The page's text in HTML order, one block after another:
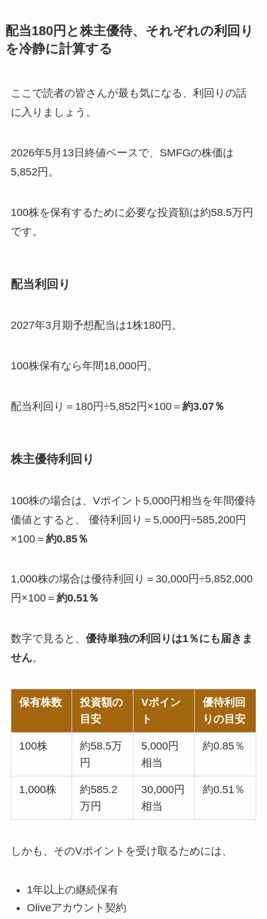
配当180円と株主優待、それぞれの利回り
を冷静に計算する
ここで読者の皆さんが最も気になる、利回りの話
に入りましょう。
2026年5月13日終値ベースで、SMFGの株価は
5,852円。
100株を保有するために必要な投資額は約58.5万円
です。
配当利回り
2027年3月期予想配当は1株180円。
100株保有なら年間18,000円。
配当利回り＝180円÷5,852円×100＝ 約3.07％
株主優待利回り
100株の場合は、Vポイント5,000円相当を年間優待
価値とすると、 優待利回り＝5,000円÷585,200円
×100＝ 約0.85％
1,000株の場合は優待利回り＝30,000円÷5,852,000
円×100＝ 約0.51％
数字で見ると、 優待単独の利回りは1％にも届きま
せん。
保有株数
投資額の
目安
Vポイン
ト
優待利回
りの目安
100株
約58.5万
円
5,000円
相当
約0.85％
1,000株
約585.2
万円
30,000円
相当
約0.51％
しかも、そのVポイントを受け取るためには、
1年以上の継続保有
Oliveアカウント契約